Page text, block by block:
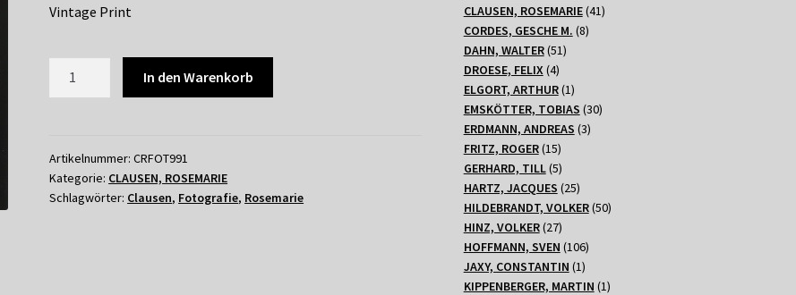
Vintage Print
In den Warenkorb
Artikelnummer:CRFOT991
Kategorie: CLAUSEN, ROSEMARIE
Schlagwörter: Clausen, Fotografie, Rosemarie
Produkte
CLAUSEN, ROSEMARIE 4141
CORDES, GESCHE M. 88
DAHN, WALTER 5151
DROESE, FELIX 44
Produkte
ELGORT, ARTHUR 11
Produkt
EMSKÖTTER, TOBIAS 3030
ERDMANN, ANDREAS 33
FRITZ, ROGER 1515
Produkte
GERHARD, TILL 55
Produkte
HARTZ, JACQUES 2525
Produkte
HILDEBRANDT, VOLKER 5050
HINZ, VOLKER 2727
Produkte
HOFFMANN, SVEN 106106
Produkte
JAXY, CONSTANTIN 11
Produkt
KIPPENBERGER, MARTIN 11